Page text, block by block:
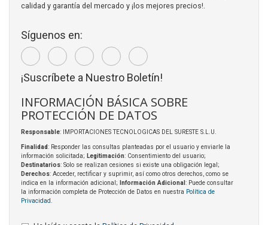
calidad y garantía del mercado y ¡los mejores precios!.
Síguenos en:
¡Suscríbete a Nuestro Boletín!
INFORMACIÓN BÁSICA SOBRE
PROTECCIÓN DE DATOS
Responsable: IMPORTACIONES TECNOLOGICAS DEL SURESTE S.L.U.
Finalidad: Responder las consultas planteadas por el usuario y enviarle la
información solicitada; Legitimación: Consentimiento del usuario;
Destinatarios: Solo se realizan cesiones si existe una obligación legal;
Derechos: Acceder, rectificar y suprimir, así como otros derechos, como se
indica en la información adicional;
Información Adicional : Puede consultar
la información completa de Protección de Datos en nuestra Política de
Privacidad